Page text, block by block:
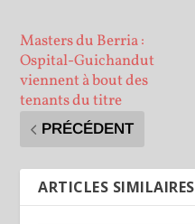
Masters du Berria :
Ospital-Guichandut
viennent à bout des
tenants du titre
PRÉCÉDENT
ARTICLES SIMILAIRES